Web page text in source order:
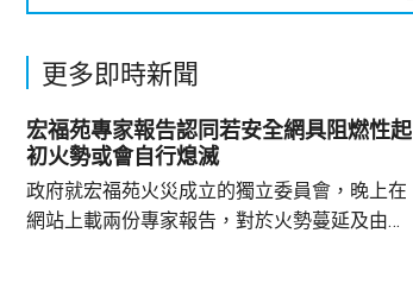
更多即時新聞
宏福苑專家報告認同若安全網具阻燃性起
初火勢或會自行熄滅
政府就宏福苑火災成立的獨立委員會，晚上在
網站上載兩份專家報告，對於火勢蔓延及由此